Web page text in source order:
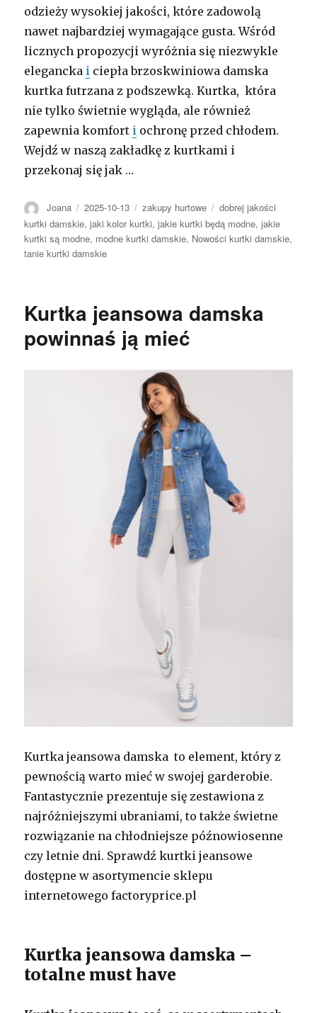
odzieży wysokiej jakości, które zadowolą
nawet najbardziej wymagające gusta. Wśród
licznych propozycji wyróżnia się niezwykle
elegancka i ciepła brzoskwiniowa damska
kurtka futrzana z podszewką. Kurtka, która
nie tylko świetnie wygląda, ale również
zapewnia komfort i ochronę przed chłodem.
Wejdź w naszą zakładkę z kurtkami i
przekonaj się jak …
Autor
Joana Opublikowano
2025-10-13 Kategorie
zakupy hurtowe Tagi
dobrej jakości
kurtki damskie,jaki kolor kurtki,jakie kurtki będą modne,jakie
kurtki są modne, modne kurtki damskie, Nowości kurtki damskie,
tanie kurtki damskie
Kurtka jeansowa damska
powinnaś ją mieć
Kurtka jeansowa damska to element, który z
pewnością warto mieć w swojej garderobie.
Fantastycznie prezentuje się zestawiona z
najróżniejszymi ubraniami, to także świetne
rozwiązanie na chłodniejsze późnowiosenne
czy letnie dni. Sprawdź kurtki jeansowe
dostępne w asortymencie sklepu
internetowego factoryprice.pl
Kurtka jeansowa damska –
totalne must have